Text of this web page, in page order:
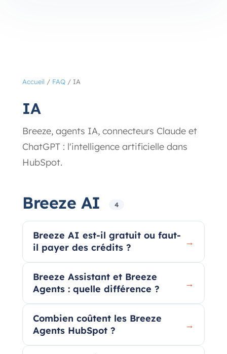
Accueil / FAQ / IA
IA
Breeze, agents IA, connecteurs Claude et
ChatGPT : l'intelligence artificielle dans
HubSpot.
Breeze AI 4
Breeze AI est-il gratuit ou faut-
il payer des crédits ?
→
Breeze Assistant et Breeze
Agents : quelle différence ?
→
Combien coûtent les Breeze
Agents HubSpot ?
→